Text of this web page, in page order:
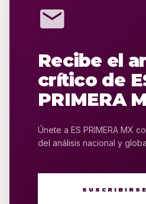
mail
Recibe el
crítico de
PRIMERA
Únete a ES PRIMERA MX
del análisis nacional y